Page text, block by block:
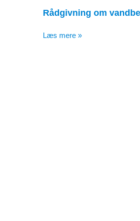
Rådgivning om
Læs mere »